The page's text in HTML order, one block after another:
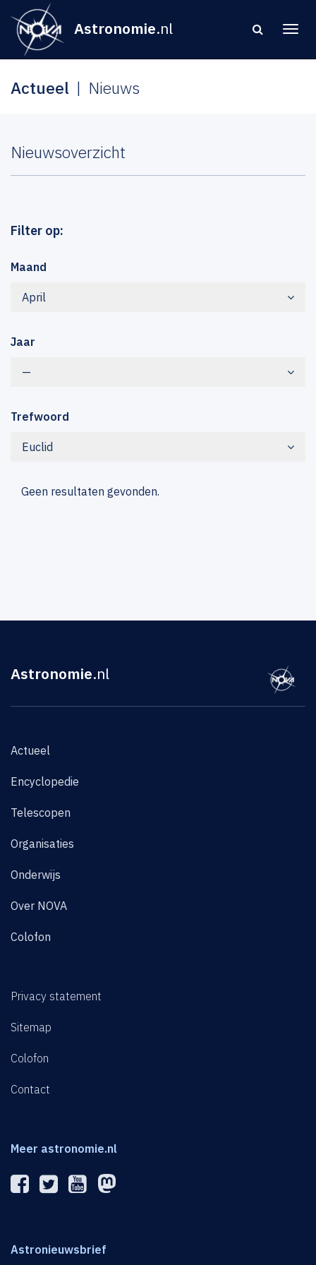
Astronomie.nl
Actueel Nieuws
Nieuwsoverzicht
Filter op:
Maand
April
Jaar
—
Trefwoord
Euclid
Geen resultaten gevonden.
Astronomie.nl
Actueel
Encyclopedie
Telescopen
Organisaties
Onderwijs
Over NOVA
Colofon
Privacy statement
Sitemap
Colofon
Contact
Meer astronomie.nl
Astronieuwsbrief